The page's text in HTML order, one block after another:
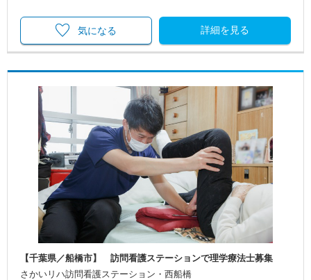
詳細を見る
気になる
【千葉県／船橋市】 訪問看護ステーションで理学療法士募集
さかいリハ訪問看護ステーション・西船橋